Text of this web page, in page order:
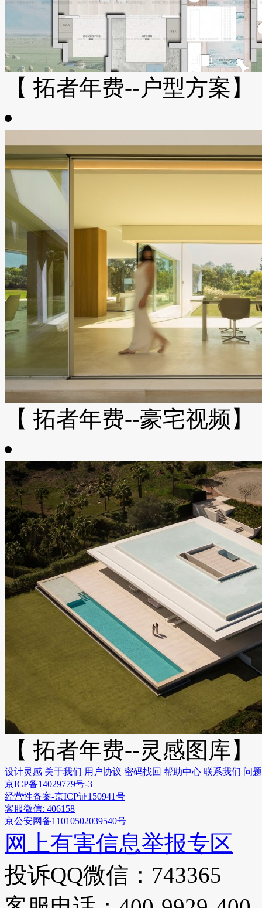
【 拓者年费--户型方案】
【 拓者年费--豪宅视频】
【 拓者年费--灵感图库】
设计灵感 关于我们 用户协议 密码找回 帮助中心 联系我们 问
京ICP备14029779号-3
经营性备案-京ICP证150941号
客服微信: 406158
京公安网备11010502039540号
网上有害信息举报专区
投诉QQ微信：743365